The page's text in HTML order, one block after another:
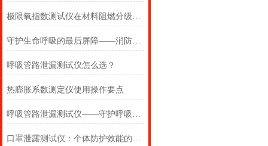
极限氧指数测试仪在材料阻燃分级中的浓度边界判定
守护生命呼吸的最后屏障——消防自救呼吸器防护性能测试仪的全面检测
呼吸管路泄漏测试仪怎么选？
热膨胀系数测定仪使用操作要点
呼吸管路泄漏测试仪——守护呼吸类医疗器械安全的精密检测方案
口罩泄露测试仪：个体防护效能的科学评估仪器